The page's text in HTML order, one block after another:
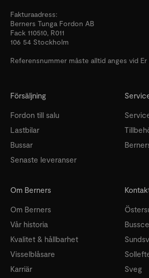
Fakturaadress:
Berners Tunga Fordon AB
Fack 110510, R011
106 54 Stockholm
Referensnummer måste alltid anges vid
Försäljning
Fordon till salu
Lastbilar
Bussar
Senaste leveranser
Om Berners
Om Berners
Vår historia
Kvalitet & hållbarhet
Visselblåsare
Karriär
Sveg